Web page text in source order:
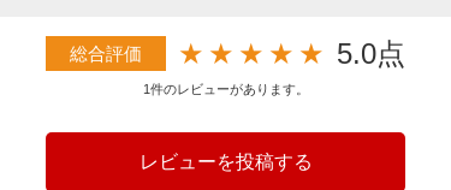
総合評価 ★ ★ ★ ★ ★ 5.0点
1件のレビューがあります。
レビューを投稿する